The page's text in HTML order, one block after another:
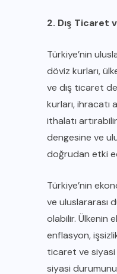
2. Dış Ticaret
Türkiye’nin
döviz kurları,
ve dış ticaret
kurları, ihracatı
ithalatı
dengesine ve
doğrudan etki
Türkiye’nin
ve uluslararası
olabilir. Ülkenin
enflasyon,
ticaret ve siyasi
siyasi